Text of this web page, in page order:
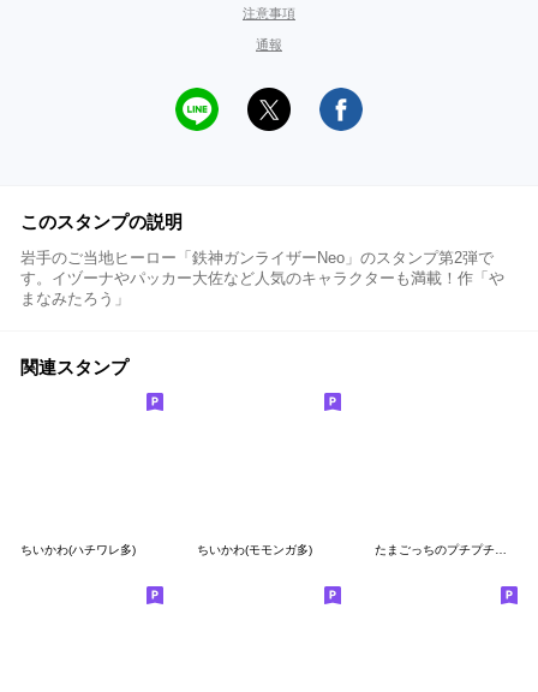
注意事項
通報
このスタンプの説明
岩手のご当地ヒーロー「鉄神ガンライザーNeo」のスタンプ第2弾で
す。イヅーナやパッカー大佐など人気のキャラクターも満載！作「や
まなみたろう」
関連スタンプ
ちいかわ(ハチワレ多) ちいかわ(モモンガ多) たまごっちのプチプチおみせっち